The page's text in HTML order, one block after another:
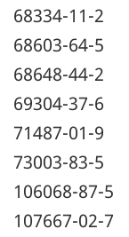
68334-11-2
68603-64-5
68648-44-2
69304-37-6
71487-01-9
73003-83-5
106068-87-5
107667-02-7